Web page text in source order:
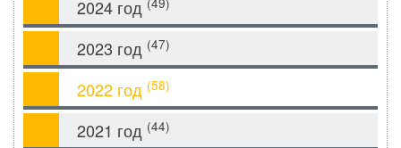
2024 год
2023 год (47)
2022 год (58)
2021 год (44)